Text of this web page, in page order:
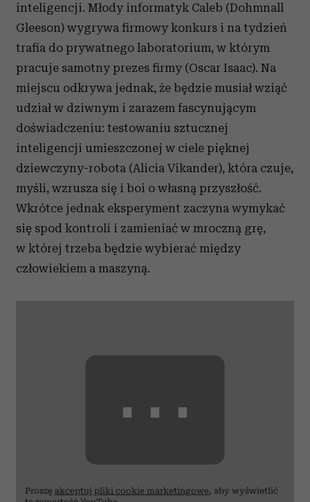
inteligencji. Młody informatyk Caleb (Dohmnall
Gleeson) wygrywa firmowy konkurs i na tydzień
trafia do prywatnego laboratorium, w którym
pracuje samotny prezes firmy (Oscar Isaac). Na
miejscu odkrywa jednak, że będzie musiał wziąć
udział w dziwnym i zarazem fascynującym
doświadczeniu: testowaniu sztucznej
inteligencji umieszczonej w ciele pięknej
dziewczyny-robota (Alicia Vikander), która czuje,
myśli, wzrusza się i boi o własną przyszłość.
Wkrótce jednak eksperyment zaczyna wymykać
się spod kontroli i zamieniać w mroczną grę,
w której trzeba będzie wybierać między
człowiekiem a maszyną.
⋯
Proszę akceptuj pliki cookie marketingowe, aby wyświetlić